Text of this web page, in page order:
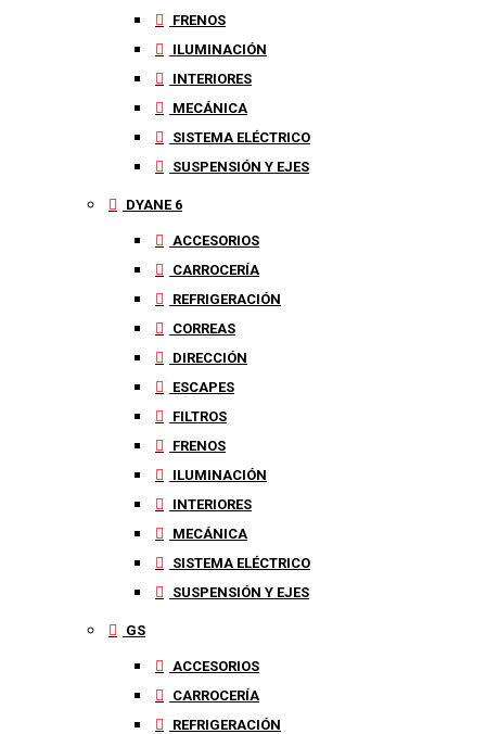
FRENOS
ILUMINACIÓN
INTERIORES
MECÁNICA
SISTEMA ELÉCTRICO
SUSPENSIÓN Y EJES
DYANE 6
ACCESORIOS
CARROCERÍA
REFRIGERACIÓN
CORREAS
DIRECCIÓN
ESCAPES
FILTROS
FRENOS
ILUMINACIÓN
INTERIORES
MECÁNICA
SISTEMA ELÉCTRICO
SUSPENSIÓN Y EJES
GS
ACCESORIOS
CARROCERÍA
REFRIGERACIÓN